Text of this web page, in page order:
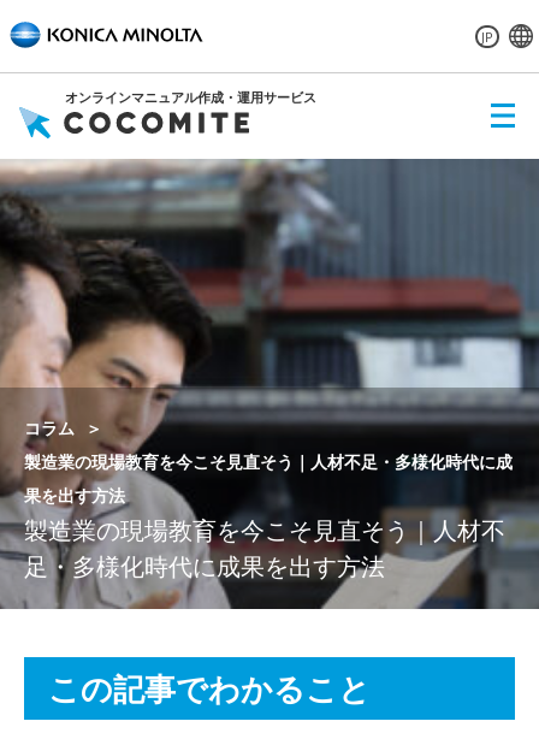
JP
オンラインマニュアル作成・運用サービス
ME
コラム
製造業の現場教育を今こそ見直そう｜人材不足・多様化時代に成
果を出す方法
製造業の現場教育を今こそ見直そう｜人材不
足・多様化時代に成果を出す方法
この記事でわかること